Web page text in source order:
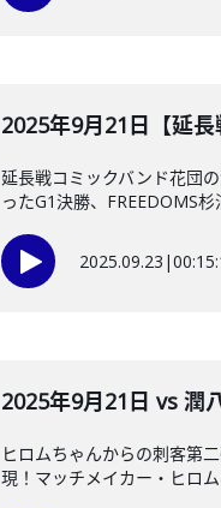
2025年9月21日【延長
延長戦コミックバンド花団
ったG1決勝、FREEDOMS
2025.09.23 |
2025年9月21日 vs 潤
ヒロムちゃんからの刺客第
現！マッチメイカー・ヒロ